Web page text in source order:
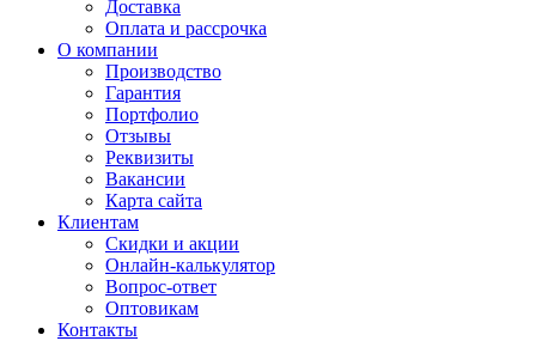
Доставка
Оплата и рассрочка
О компании
Производство
Гарантия
Портфолио
Отзывы
Реквизиты
Вакансии
Карта сайта
Клиентам
Скидки и акции
Онлайн-калькулятор
Вопрос-ответ
Оптовикам
Контакты